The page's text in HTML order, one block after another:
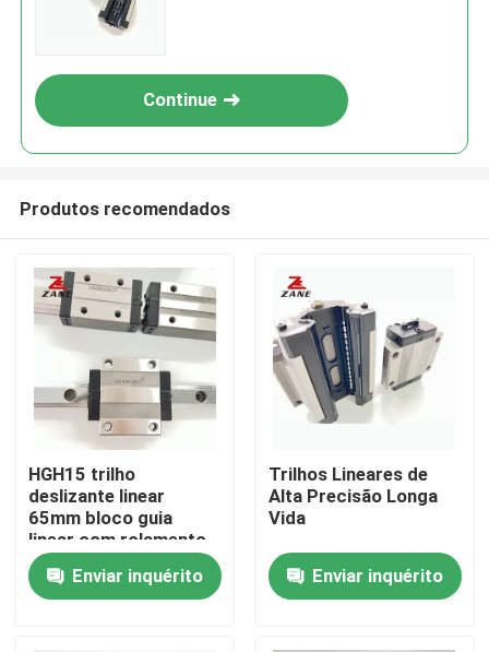
Casa
Produtos
Continue
Produtos recomendados
HGH15 trilho
deslizante linear
65mm bloco guia
linear com rolamento
de bloco
Enviar inquérito
Trilhos Lineares de
Alta Precisão Longa
Vida
Enviar inquérito